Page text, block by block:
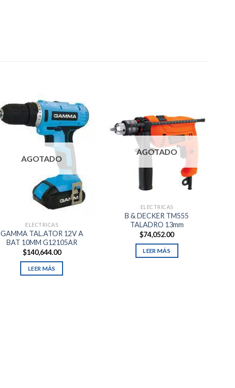
AGOTADO
ELECTRICAS
GAMMA TAL.ATOR 12V A
BAT 10MM G12105AR
$140,644.00
LEER MÁS
AGOTADO
ELECTRICAS
B & DECKER TM555
TALADRO 13mm
$74,052.00
LEER MÁS